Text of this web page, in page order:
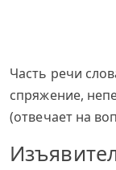
Часть речи
спряжение,
(отвечает на